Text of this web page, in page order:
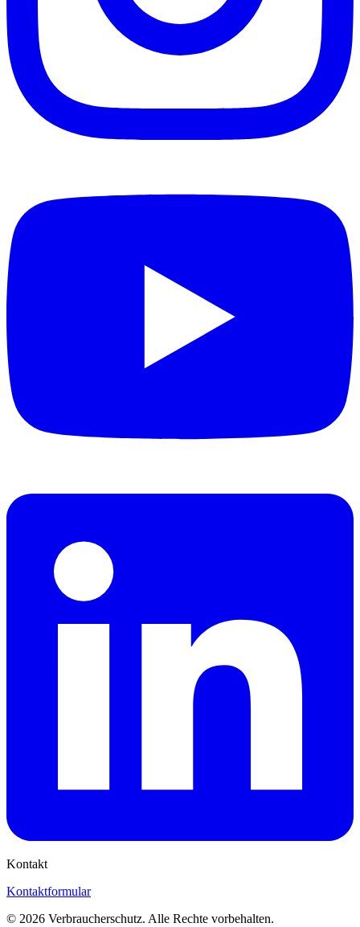
Kontakt
Kontaktformular
© 2026 Verbraucherschutz. Alle Rechte vorbehalten.